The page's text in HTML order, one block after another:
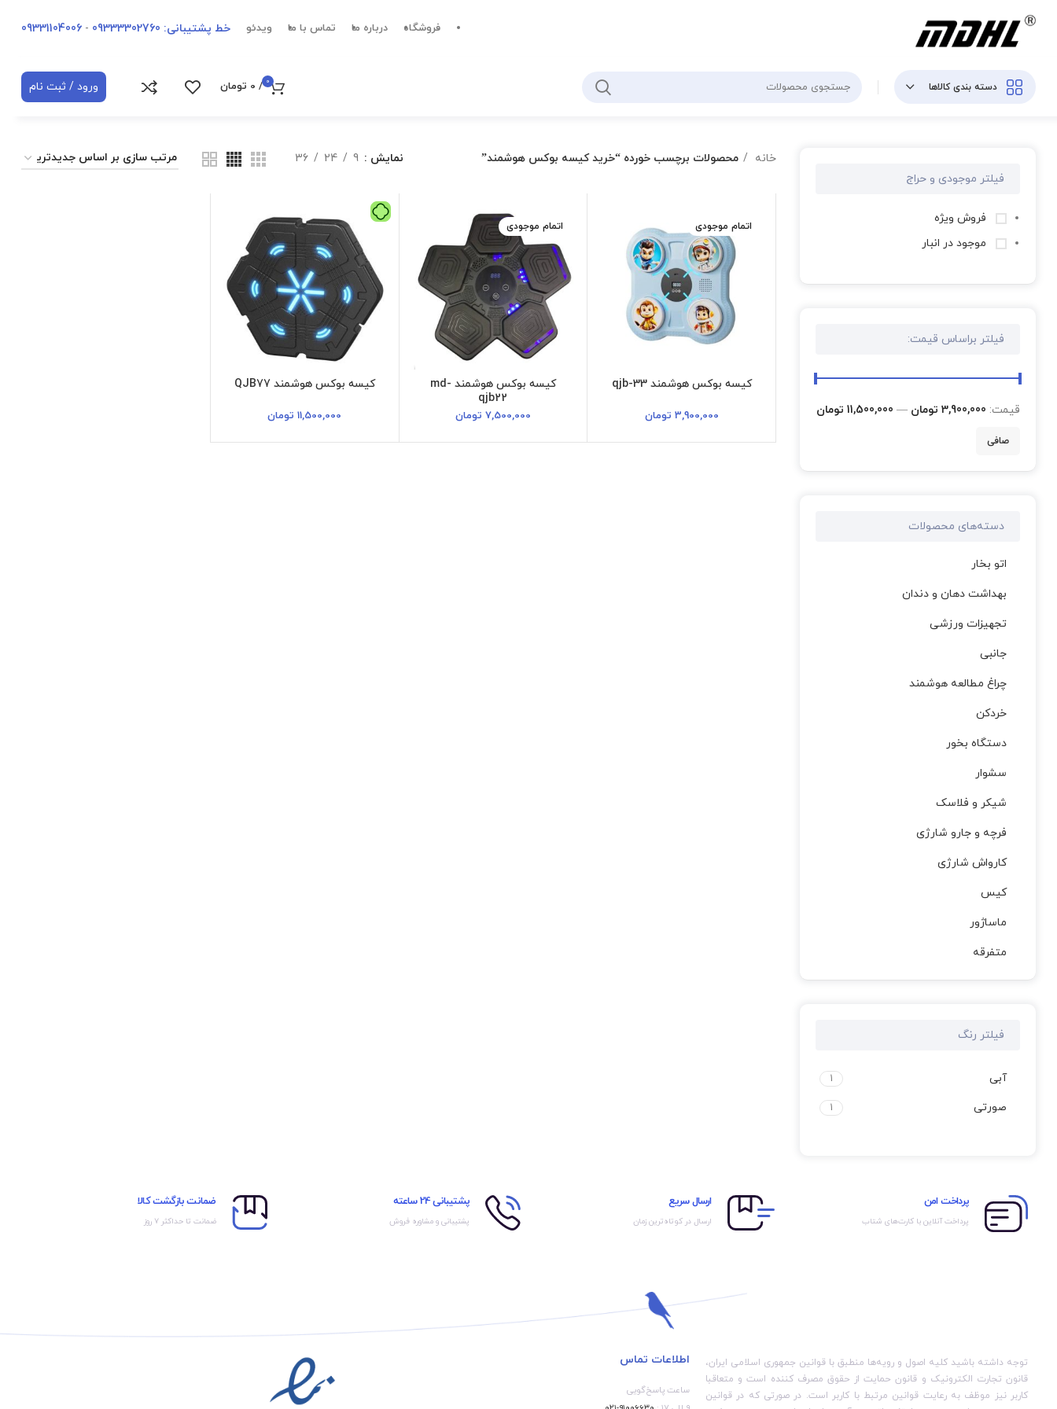
فروشگاه درباره ما تماس با ما ویدئو خط پشتیبانی: 09333302760 -
09331104006
دسته بندی کالاها 0
/
0 تومان ورود / ثبت نام
فیلتر موجودی و حراج
فروش ویژه
موجود در انبار
فیلتر براساس قیمت:
صافی
قيمت: 3,900,000 تومان — 11,500,000 تومان
دسته‌های محصولات
اتو بخار
بهداشت دهان و دندان
تجهیزات ورزشی
جانبی
چراغ مطالعه هوشمند
خردکن
دستگاه بخور
سشوار
شیکر و فلاسک
فرچه و جارو شارژی
کارواش شارژی
کیس
ماساژور
متفرقه
فیلتر رنگ
آبی 1
صورتی 1
خانه محصولات برچسب خورده “خرید کیسه بوکس هوشمند” نمایش 9
24
36
اتمام موجودی
کیسه بوکس هوشمند qjb-33
3,900,000 تومان
اتمام موجودی
کیسه بوکس هوشمند md-
qjb22
7,500,000 تومان
کیسه بوکس هوشمند QJB77
11,500,000 تومان
پرداخت امن
پرداخت آنلاین با کارت‌های شتاب
ارسال سریع
ارسال در کوتاه‌ترین زمان
پشتیبانی 24 ساعته
پشتیبانی و مشاوره فروش
ضمانت بازگشت کالا
ضمانت تا حداکثر ۷ روز
توجه داشته باشید کلیه اصول و رویه‏‌ها منطبق با قوانین جمهوری اسلامی ایران،
قانون تجارت الکترونیک و قانون حمایت از حقوق مصرف کننده است و متعاقبا
کاربر نیز موظف به رعایت قوانین مرتبط با کاربر است. در صورتی که در قوانین
اطلاعات تماس
ساعت پاسخ‌گویی